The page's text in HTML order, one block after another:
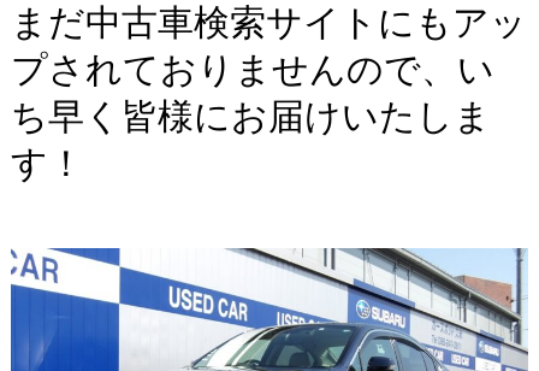
まだ中古車検索サイトにもアッ
プされておりませんので、い
ち早く皆様にお届けいたしま
す！